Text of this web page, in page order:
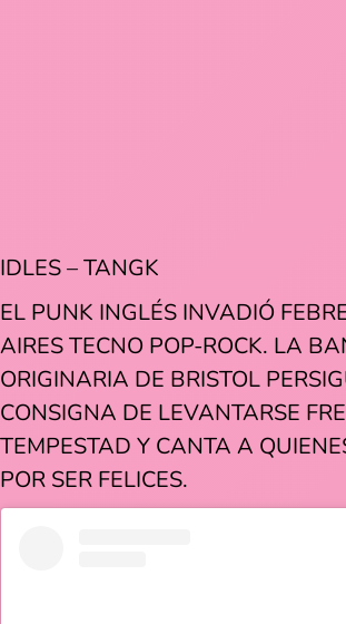
IDLES – TANGK
EL PUNK INGLÉS INVADIÓ
AIRES TECNO POP-ROCK. LA
ORIGINARIA DE BRISTOL
CONSIGNA DE LEVANTARSE
TEMPESTAD Y CANTA A
POR SER FELICES.